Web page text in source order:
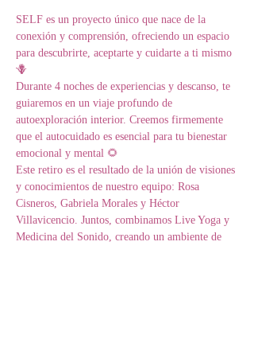
SELF es un proyecto único que nace de la
conexión y comprensión, ofreciendo un espacio
para descubrirte, aceptarte y cuidarte a ti mismo
🪻
Durante 4 noches de experiencias y descanso, te
guiaremos en un viaje profundo de
autoexploración interior. Creemos firmemente
que el autocuidado es esencial para tu bienestar
emocional y mental 🌻
Este retiro es el resultado de la unión de visiones
y conocimientos de nuestro equipo: Rosa
Cisneros, Gabriela Morales y Héctor
Villavicencio. Juntos, combinamos Live Yoga y
Medicina del Sonido, creando un ambiente de